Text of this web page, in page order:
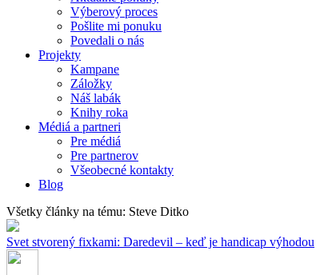
Výberový proces
Pošlite mi ponuku
Povedali o nás
Projekty
Kampane
Záložky
Náš labák
Knihy roka
Médiá a partneri
Pre médiá
Pre partnerov
Všeobecné kontakty
Blog
Všetky články na tému: Steve Ditko
Svet stvorený fixkami: Daredevil – keď je handicap výhodou